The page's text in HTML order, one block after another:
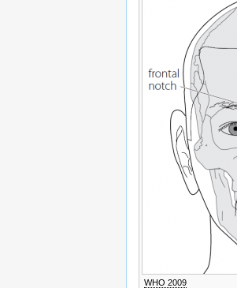
WHO 2009